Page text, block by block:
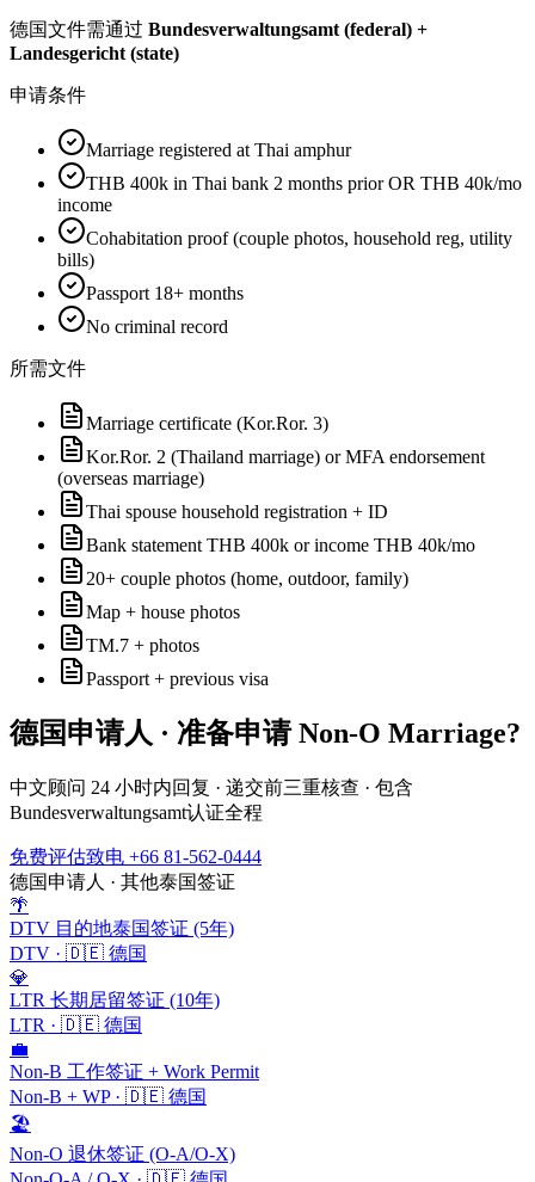
德国文件需通过 Bundesverwaltungsamt (federal) +
Landesgericht (state)
申请条件
Marriage registered at Thai amphur
THB 400k in Thai bank 2 months prior OR THB 40k/mo
income
Cohabitation proof (couple photos, household reg, utility
bills)
Passport 18+ months
No criminal record
所需文件
Marriage certificate (Kor.Ror. 3)
Kor.Ror. 2 (Thailand marriage) or MFA endorsement
(overseas marriage)
Thai spouse household registration + ID
Bank statement THB 400k or income THB 40k/mo
20+ couple photos (home, outdoor, family)
Map + house photos
TM.7 + photos
Passport + previous visa
德国申请人 · 准备申请Non-O Marriage?
中文顾问 24 小时内回复 · 递交前三重核查 · 包含
Bundesverwaltungsamt认证全程
免费评估致电 +66 81-562-0444
德国申请人 · 其他泰国签证
🌴
DTV 目的地泰国签证 (5年)
DTV · 🇩🇪 德国
💎
LTR 长期居留签证 (10年)
LTR · 🇩🇪 德国
💼
Non-B 工作签证 + Work Permit
Non-B + WP· 🇩🇪 德国
🏖️
Non-O 退休签证 (O-A/O-X)